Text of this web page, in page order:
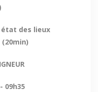
état des lieux
09h35